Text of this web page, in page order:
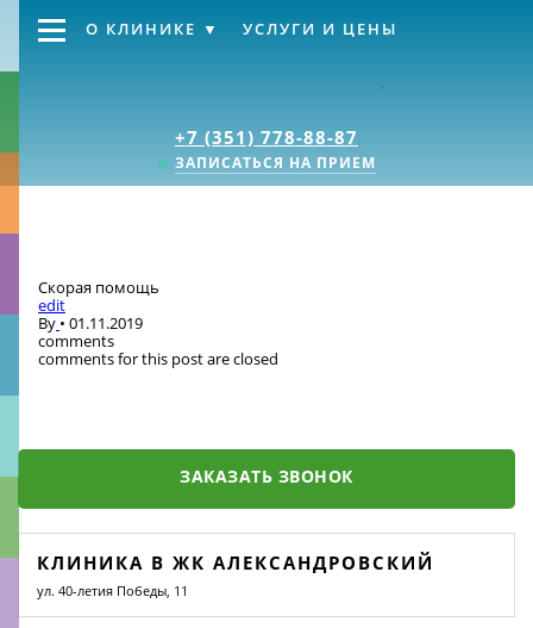
+7 (351) 778-88-87
ЗАПИСАТЬСЯ НА ПРИЕМ
О КЛИНИКЕ УСЛУГИ И ЦЕНЫ
Скорая помощь
edit
By • 01.11.2019
comments
comments for this post are closed
ЗАКАЗАТЬ ЗВОНОК
КЛИНИКА В ЖК АЛЕКСАНДРОВСКИЙ
ул. 40-летия Победы, 11